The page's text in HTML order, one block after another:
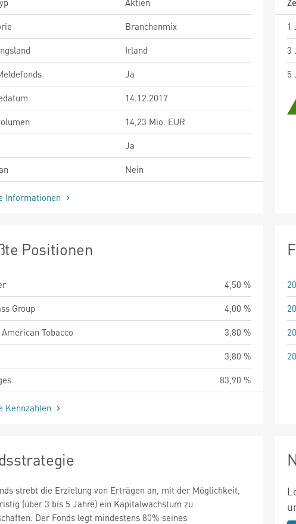
Branchenmix
Irland
Ja
14.12.2017
14,23 Mio. EUR
Ja
Nein
Informationen
1
3
5
Positionen
4,50 %
Group
4,00 %
Tobacco
3,80 %
3,80 %
83,90 %
Kennzahlen
strebt die Erzielung von Erträgen an, mit der Möglichkeit,
(über 3 bis 5 Jahre) ein Kapitalwachstum zu
Der Fonds legt mindestens 80% seines